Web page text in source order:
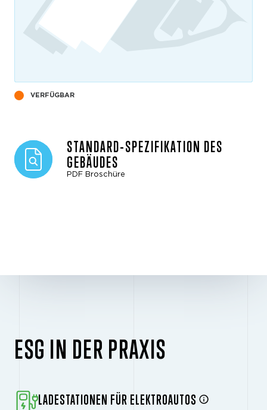
VERFÜGBAR
STANDARD-SPEZIFIKATION DES
GEBÄUDES
PDF Broschüre
ESG IN DER PRAXIS
LADESTATIONEN FÜR ELEKTROAUTOS